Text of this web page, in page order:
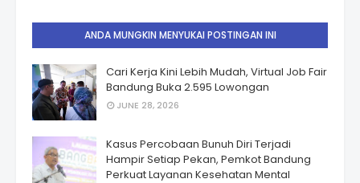
ANDA MUNGKIN MENYUKAI POSTINGAN INI
Cari Kerja Kini Lebih Mudah, Virtual Job Fair
Bandung Buka 2.595 Lowongan
JUNE 28, 2026
Kasus Percobaan Bunuh Diri Terjadi
Hampir Setiap Pekan, Pemkot Bandung
Perkuat Layanan Kesehatan Mental